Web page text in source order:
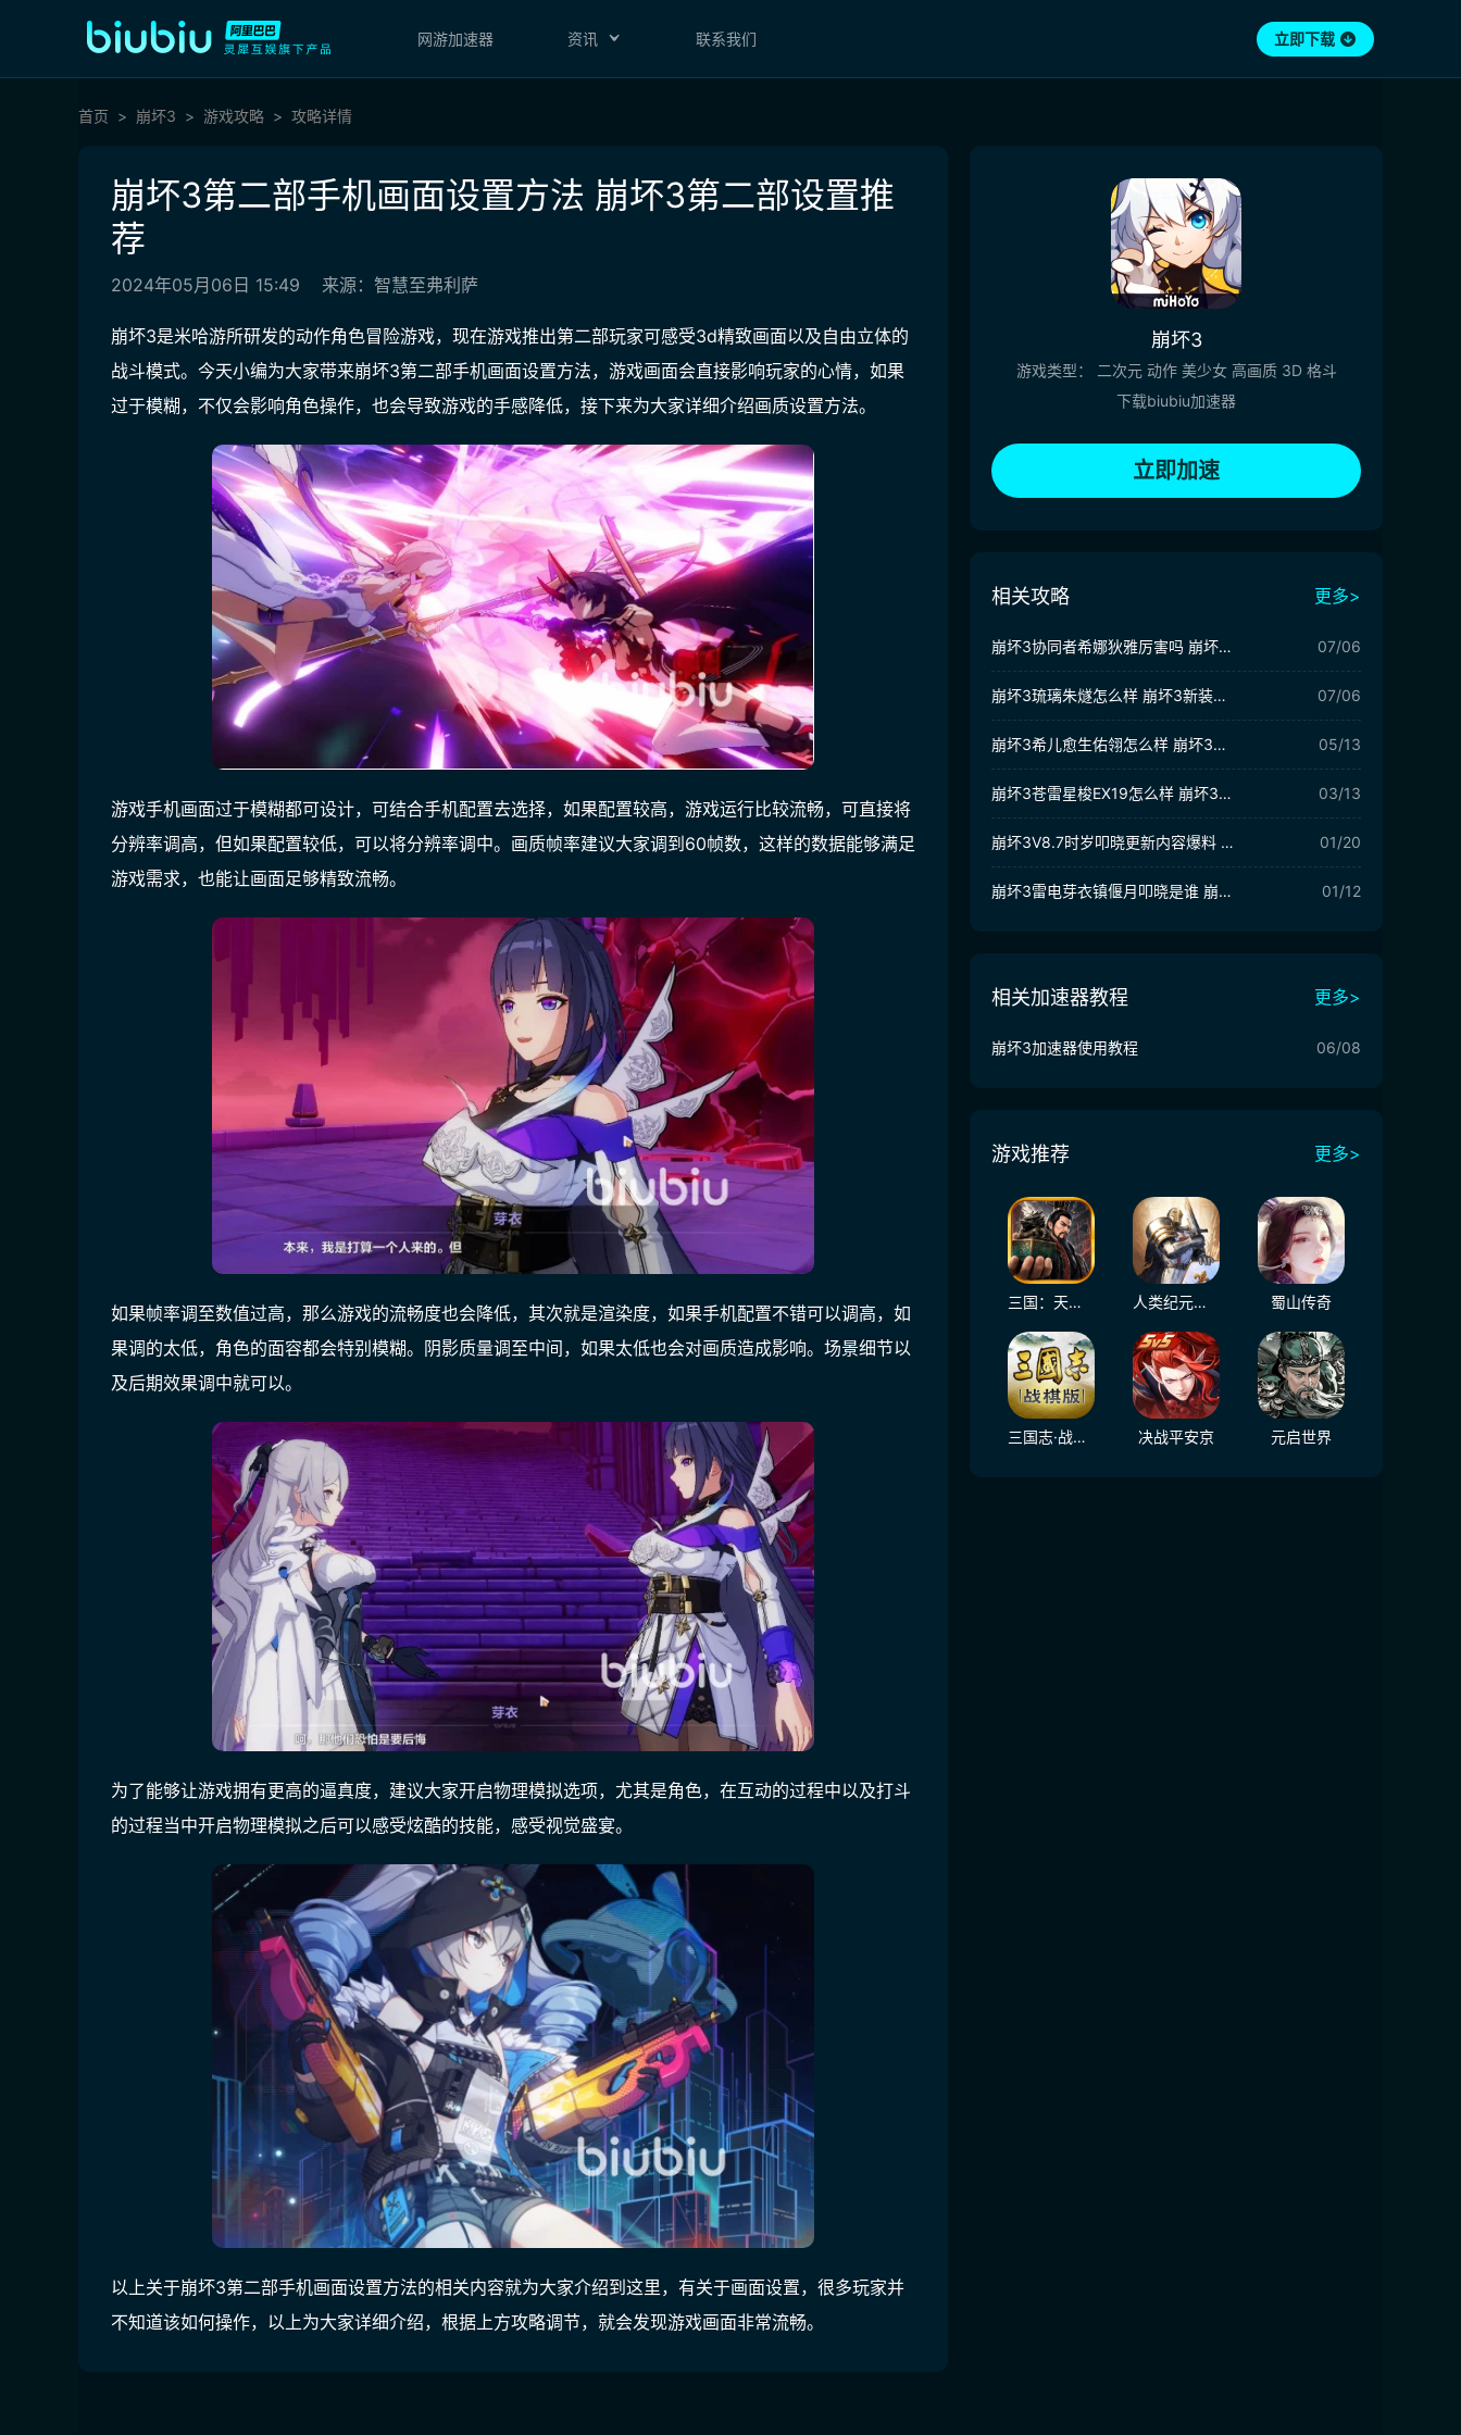
网游加速器 资讯 联系我们 立即下载
首页 崩坏3 游戏攻略 攻略详情
崩坏3第二部手机画面设置方法 崩坏3第二部设置推
荐
2024年05月06日 15:49 来源：智慧至弗利萨
崩坏3是米哈游所研发的动作角色冒险游戏，现在游戏推出第二部玩家可感受3d精致画面以及自由立体的
战斗模式。今天小编为大家带来崩坏3第二部手机画面设置方法，游戏画面会直接影响玩家的心情，如果
过于模糊，不仅会影响角色操作，也会导致游戏的手感降低，接下来为大家详细介绍画质设置方法。
游戏手机画面过于模糊都可设计，可结合手机配置去选择，如果配置较高，游戏运行比较流畅，可直接将
分辨率调高，但如果配置较低，可以将分辨率调中。画质帧率建议大家调到60帧数，这样的数据能够满足
游戏需求，也能让画面足够精致流畅。
如果帧率调至数值过高，那么游戏的流畅度也会降低，其次就是渲染度，如果手机配置不错可以调高，如
果调的太低，角色的面容都会特别模糊。阴影质量调至中间，如果太低也会对画质造成影响。场景细节以
及后期效果调中就可以。
为了能够让游戏拥有更高的逼真度，建议大家开启物理模拟选项，尤其是角色，在互动的过程中以及打斗
的过程当中开启物理模拟之后可以感受炫酷的技能，感受视觉盛宴。
以上关于崩坏3第二部手机画面设置方法的相关内容就为大家介绍到这里，有关于画面设置，很多玩家并
不知道该如何操作，以上为大家详细介绍，根据上方攻略调节，就会发现游戏画面非常流畅。
崩坏3
游戏类型： 二次元 动作 美少女 高画质 3D 格斗
下载biubiu加速器
立即加速
相关攻略 更多>
崩坏3协同者希娜狄雅厉害吗 崩坏3希娜狄雅​技能解析 07/06
崩坏3琉璃朱燧怎么样 崩坏3新装备琉璃朱燧介绍 07/06
崩坏3希儿愈生佑翎怎么样 崩坏3希儿愈生佑翎介绍 05/13
崩坏3苍雷星梭EX19怎么样 崩坏3苍雷星梭EX19强度分析 03/13
崩坏3V8.7时岁叩晓更新内容爆料 崩坏3V8.7版本活动介绍 01/20
崩坏3雷电芽衣镇偃月叩晓是谁 崩坏3雷电芽衣镇偃月叩晓爆料 01/12
相关加速器教程 更多>
崩坏3加速器使用教程 06/08
游戏推荐 更多>
三国：天下归心 人类纪元：崛起 蜀山传奇
三国志·战棋版 决战平安京 元启世界